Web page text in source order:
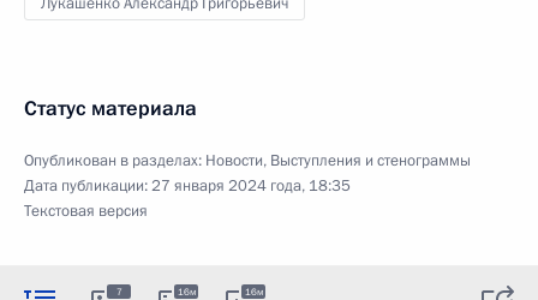
Статус материала
Опубликован в разделах: Новости, Выступления и стенограммы
Дата публикации:27 января 2024 года, 18:35
Текстовая версия
7 16м 16м